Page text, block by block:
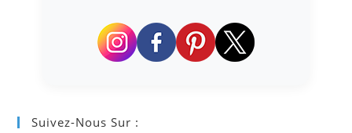
Suivez-Nous Sur :